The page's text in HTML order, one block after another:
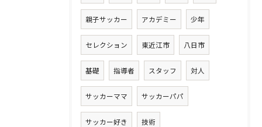
親子サッカー アカデミー 少年
セレクション 東近江市 八日市
基礎 指導者 スタッフ 対人
サッカーママ サッカーパパ
サッカー好き 技術